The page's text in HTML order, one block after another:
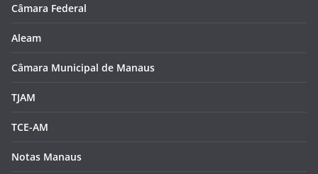
Câmara Federal
Aleam
Câmara Municipal de Manaus
TJAM
TCE-AM
Notas Manaus